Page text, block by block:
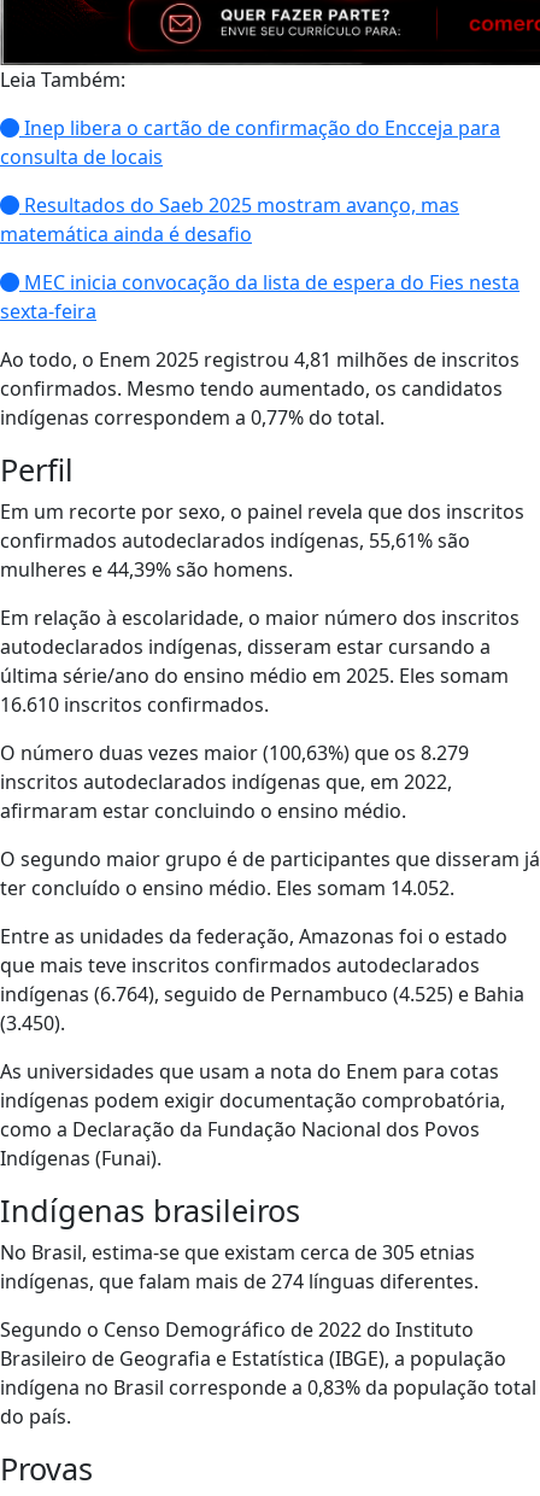
Leia Também:
Inep libera o cartão de confirmação do Encceja para
consulta de locais
Resultados do Saeb 2025 mostram avanço, mas
matemática ainda é desafio
MEC inicia convocação da lista de espera do Fies nesta
sexta-feira
Ao todo, o Enem 2025 registrou 4,81 milhões de inscritos
confirmados. Mesmo tendo aumentado, os candidatos
indígenas correspondem a 0,77% do total.
Perfil
Em um recorte por sexo, o painel revela que dos inscritos
confirmados autodeclarados indígenas, 55,61% são
mulheres e 44,39% são homens.
Em relação à escolaridade, o maior número dos inscritos
autodeclarados indígenas, disseram estar cursando a
última série/ano do ensino médio em 2025. Eles somam
16.610 inscritos confirmados.
O número duas vezes maior (100,63%) que os 8.279
inscritos autodeclarados indígenas que, em 2022,
afirmaram estar concluindo o ensino médio.
O segundo maior grupo é de participantes que disseram já
ter concluído o ensino médio. Eles somam 14.052.
Entre as unidades da federação, Amazonas foi o estado
que mais teve inscritos confirmados autodeclarados
indígenas (6.764), seguido de Pernambuco (4.525) e Bahia
(3.450).
As universidades que usam a nota do Enem para cotas
indígenas podem exigir documentação comprobatória,
como a Declaração da Fundação Nacional dos Povos
Indígenas (Funai).
Indígenas brasileiros
No Brasil, estima-se que existam cerca de 305 etnias
indígenas, que falam mais de 274 línguas diferentes.
Segundo o Censo Demográfico de 2022 do Instituto
Brasileiro de Geografia e Estatística (IBGE), a população
indígena no Brasil corresponde a 0,83% da população total
do país.
Provas